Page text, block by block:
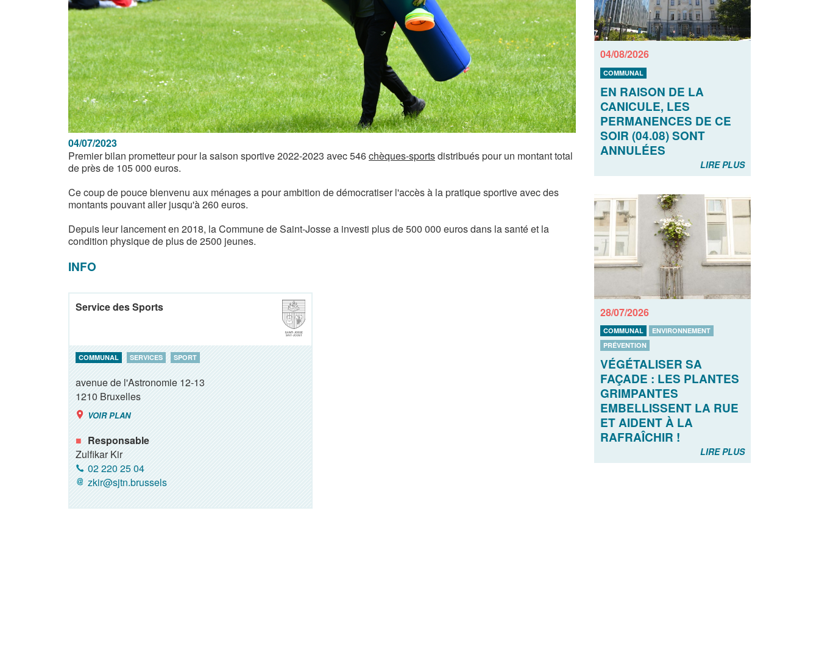
04/07/2023
Premier bilan prometteur pour la saison sportive 2022-2023 avec 546chèques-sportsdistribués pour un montant total
de près de 105 000 euros.
Ce coup de pouce bienvenu aux ménages a pour ambition de démocratiser l'accès à la pratique sportive avec des
montants pouvant aller jusqu'à 260 euros.
Depuis leur lancement en 2018, la Commune de Saint-Josse a investi plus de 500 000 euros dans la santé et la
condition physique de plus de 2500 jeunes.
INFO
Service des Sports
COMMUNAL SERVICES SPORT
avenue de l'Astronomie 12-13
1210Bruxelles
VOIR PLAN
Responsable
Zulfikar Kir
02 220 25 04
zkir@sjtn.brussels
04/08/2026
COMMUNAL
EN RAISON DE LA
CANICULE, LES
PERMANENCES DE CE
SOIR (04.08) SONT
ANNULÉES
LIRE PLUS
28/07/2026
COMMUNAL
ENVIRONNEMENT
PRÉVENTION
VÉGÉTALISER SA
FAÇADE : LES PLANTES
GRIMPANTES
EMBELLISSENT LA RUE
ET AIDENT À LA
RAFRAÎCHIR !
LIRE PLUS